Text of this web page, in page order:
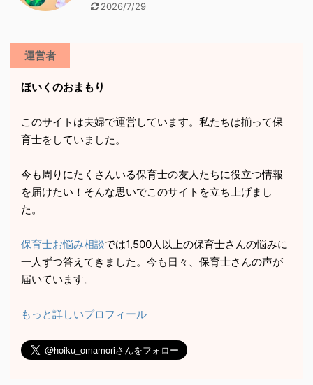
2026/7/29
運営者
ほいくのおまもり
このサイトは夫婦で運営しています。私たちは揃って保
育士をしていました。
今も周りにたくさんいる保育士の友人たちに役立つ情報
を届けたい！そんな思いでこのサイトを立ち上げまし
た。
保育士お悩み相談では1,500人以上の保育士さんの悩みに
一人ずつ答えてきました。今も日々、保育士さんの声が
届いています。
もっと詳しいプロフィール